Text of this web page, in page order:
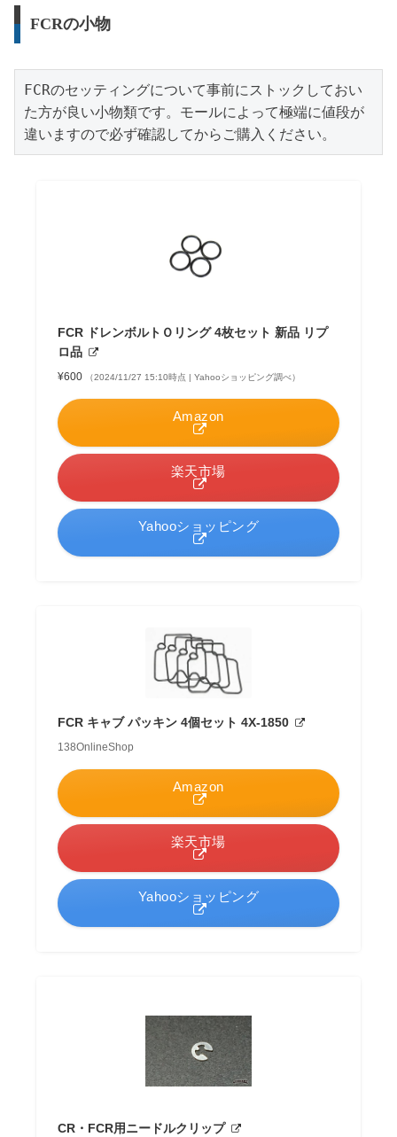
FCRの小物
FCRのセッティングについて事前にストックしておい
た方が良い小物類です。モールによって極端に値段が
違いますので必ず確認してからご購入ください。
FCR ドレンボルトＯリング 4枚セット 新品 リプ
ロ品
¥600 （2024/11/27 15:10時点 | Yahooショッピング調べ）
Amazon
楽天市場
Yahooショッピング
FCR キャブ パッキン 4個セット 4X-1850
138OnlineShop
Amazon
楽天市場
Yahooショッピング
CR・FCR用ニードルクリップ